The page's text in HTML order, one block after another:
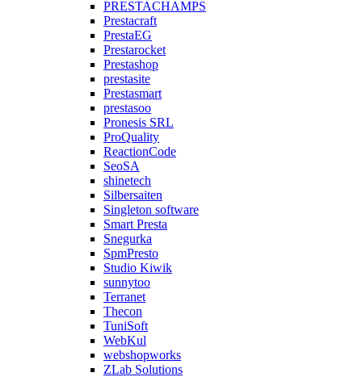
PRESTACHAMPS
Prestacraft
PrestaEG
Prestarocket
Prestashop
prestasite
Prestasmart
prestasoo
Pronesis SRL
ProQuality
ReactionCode
SeoSA
shinetech
Silbersaiten
Singleton software
Smart Presta
Snegurka
SpmPresto
Studio Kiwik
sunnytoo
Terranet
Thecon
TuniSoft
WebKul
webshopworks
ZLab Solutions